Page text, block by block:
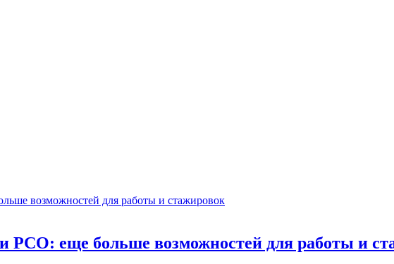
РСО: еще больше возможностей для работы и